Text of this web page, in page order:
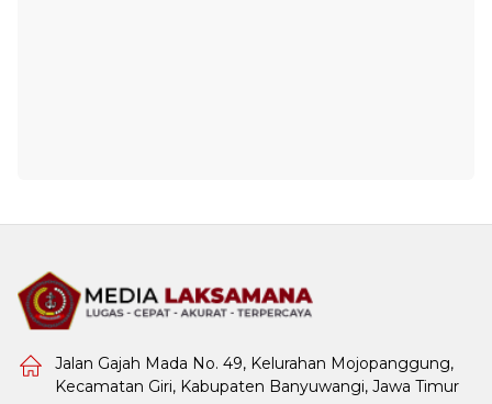
Jalan Gajah Mada No. 49, Kelurahan Mojopanggung,
Kecamatan Giri, Kabupaten Banyuwangi, Jawa Timur